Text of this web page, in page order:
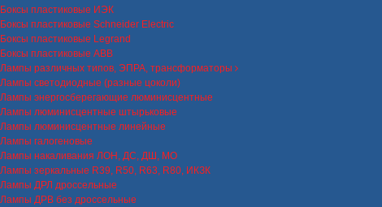
Боксы пластиковые ИЭК
Боксы пластиковые Schneider Electric
Боксы пластиковые Legrand
Боксы пластиковые ABB
Лампы различных типов, ЭПРА, трансформаторы
Лампы светодиодные (разные цоколи)
Лампы энергосберегающие люминисцентные
Лампы люминисцентные штырьковые
Лампы люминисцентные линейные
Лампы галогеновые
Лампы накаливания ЛОН, ДС, ДШ, МО
Лампы зеркальные R39, R50, R63, R80, ИКЗК
Лампы ДРЛ дроссельные
Лампы ДРВ без дроссельные